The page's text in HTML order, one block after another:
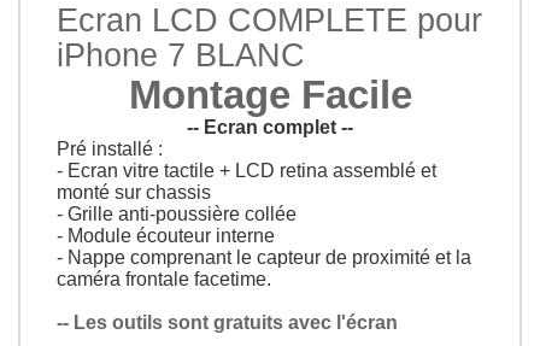
Ecran LCD COMPLETE pour
iPhone 7 BLANC
Montage Facile
-- Ecran complet --
Pré installé :
- Ecran vitre tactile + LCD retina assemblé et
monté sur chassis
- Grille anti-poussière collée
- Module écouteur interne
- Nappe comprenant le capteur de proximité et la
caméra frontale facetime.
-- Les outils sont gratuits avec l'écran